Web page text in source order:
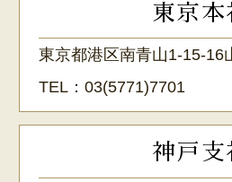
東京本
東京都港区南青山1-15-16
TEL：03(5771)7701
神戸支